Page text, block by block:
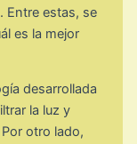
Entre estas, se
es la mejor
desarrollada
la luz y
otro lado,